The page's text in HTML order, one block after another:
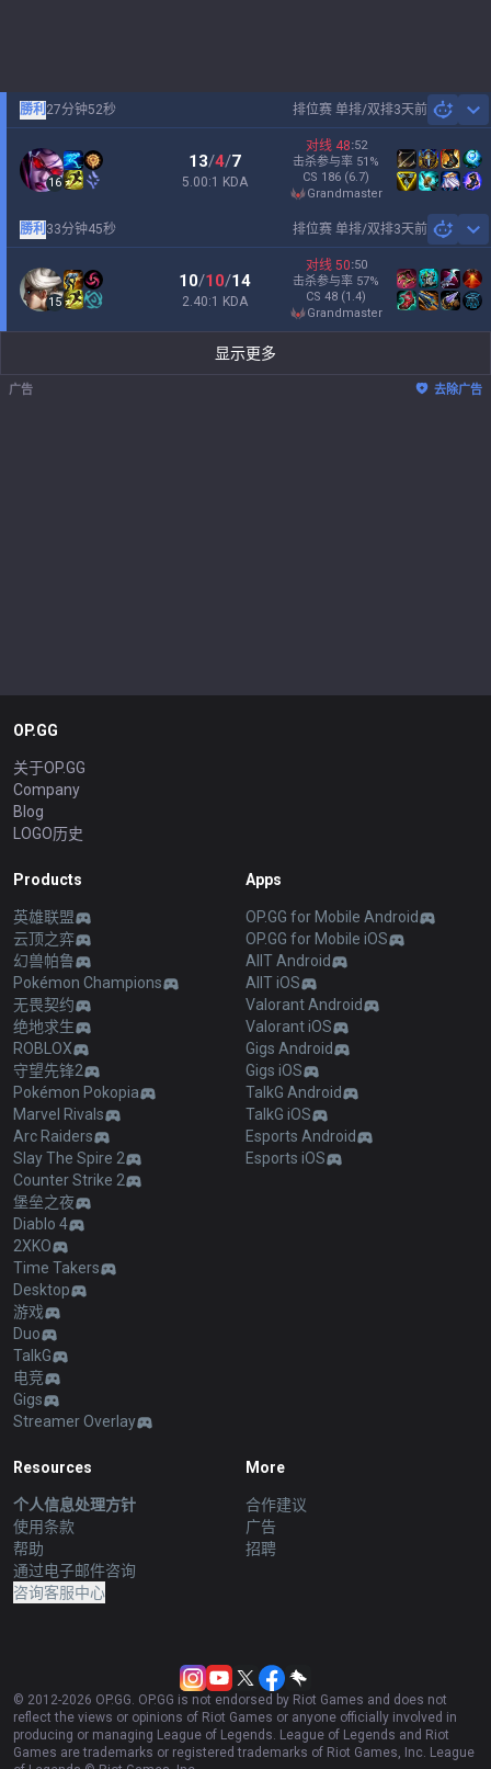
排位赛 单排/双排3天前
勝利 27分钟52秒
16
13/4/7
5.00:1 KDA
对线 48:52
击杀参与率 51 %
CS 186 (6.7)
grandmaster
排位赛 单排/双排3天前
勝利 33分钟45秒
15
10/10/14
2.40:1 KDA
对线 50:50
击杀参与率 57%
CS 48 (1.4)
grandmaster
显示更多
广告 去除广告
OP.GG
关于OP.GG
Company
Blog
LOGO历史
Products
英雄联盟
云顶之弈
幻兽帕鲁
Pokémon Champions
无畏契约
绝地求生
ROBLOX
守望先锋2
Pokémon Pokopia
Marvel Rivals
Arc Raiders
Slay The Spire 2
Counter Strike 2
堡垒之夜
Diablo 4
2XKO
Time Takers
Desktop
游戏
Duo
TalkG
电竞
Gigs
Streamer Overlay
Apps
OP.GG for Mobile Android
OP.GG for Mobile iOS
AllT Android
AllT iOS
Valorant Android
Valorant iOS
Gigs Android
Gigs iOS
TalkG Android
TalkG iOS
Esports Android
Esports iOS
Resources
个人信息处理方针
使用条款
帮助
通过电子邮件咨询
咨询客服中心
More
合作建议
广告
招聘
© 2012-2026 OP.GG. OP.GG is not endorsed by Riot Games and does not
reflect the views or opinions of Riot Games or anyone officially involved in
producing or managing League of Legends. League of Legends and Riot
Games are trademarks or registered trademarks of Riot Games, Inc. League